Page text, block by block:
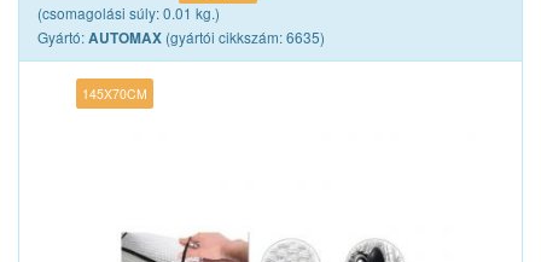
(csomagolási súly: 0.01 kg.)
Gyártó:AUTOMAX (gyártói cikkszám: 6635)
145X70CM